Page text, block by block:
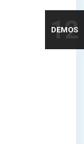
DEMOS
12